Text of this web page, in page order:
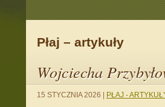
Płaj – artykuły
Wojciecha
15 STYCZNIA 2026 PŁAJ -